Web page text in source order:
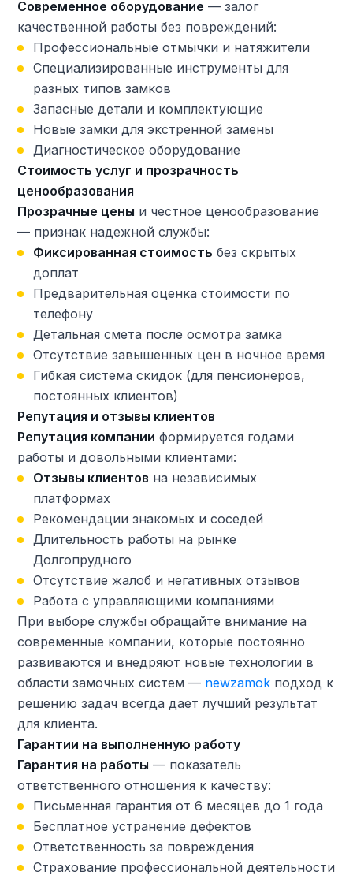
Современное оборудование — залог
качественной работы без повреждений:
Профессиональные отмычки и натяжители
Специализированные инструменты для
разных типов замков
Запасные детали и комплектующие
Новые замки для экстренной замены
Диагностическое оборудование
Стоимость услуг и прозрачность
ценообразования
Прозрачные цены и честное ценообразование
— признак надежной службы:
Фиксированная стоимость без скрытых
доплат
Предварительная оценка стоимости по
телефону
Детальная смета после осмотра замка
Отсутствие завышенных цен в ночное время
Гибкая система скидок (для пенсионеров,
постоянных клиентов)
Репутация и отзывы клиентов
Репутация компании формируется годами
работы и довольными клиентами:
Отзывы клиентов на независимых
платформах
Рекомендации знакомых и соседей
Длительность работы на рынке
Долгопрудного
Отсутствие жалоб и негативных отзывов
Работа с управляющими компаниями
При выборе службы обращайте внимание на
современные компании, которые постоянно
развиваются и внедряют новые технологии в
области замочных систем — newzamok подход к
решению задач всегда дает лучший результат
для клиента.
Гарантии на выполненную работу
Гарантия на работы — показатель
ответственного отношения к качеству:
Письменная гарантия от 6 месяцев до 1 года
Бесплатное устранение дефектов
Ответственность за повреждения
Страхование профессиональной деятельности